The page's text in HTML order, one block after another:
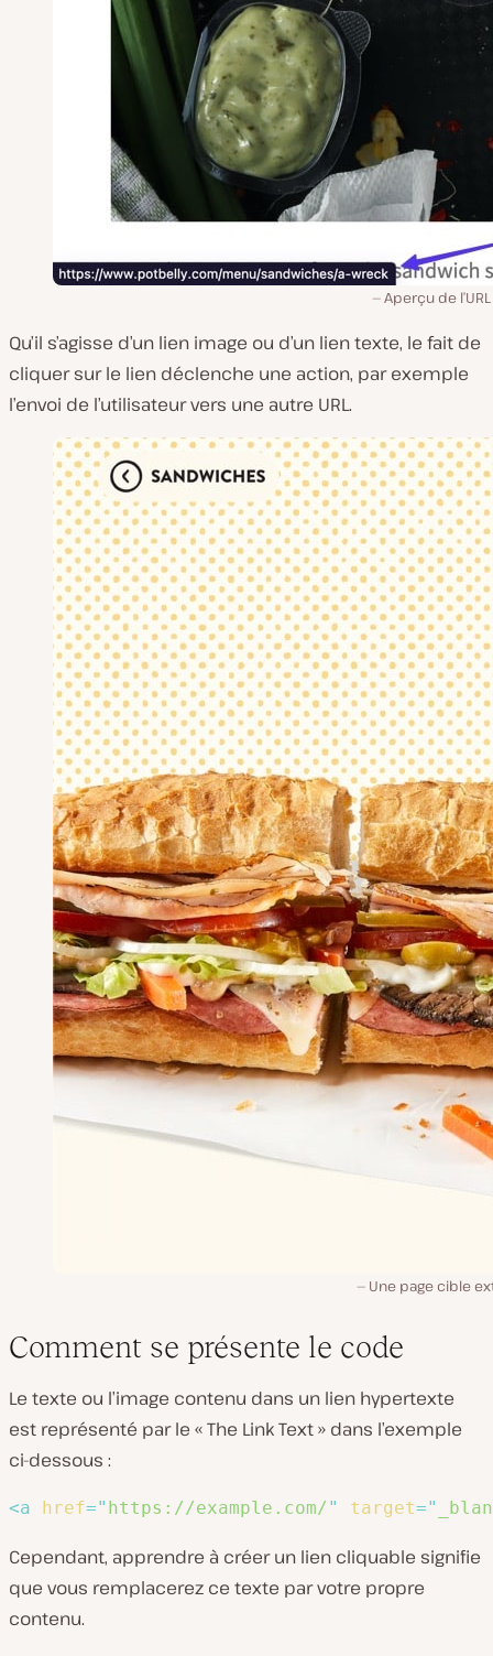
Aperçu de
Qu’il s’agisse d’un lien image ou d’un lien texte, le fait de
cliquer sur le lien déclenche une action, par exemple
l’envoi de l’utilisateur vers une autre URL.
Une page cible
Comment se présente le code
Le texte ou l’image contenu dans un lien hypertexte
est représenté par le « The Link Text » dans l’exemple
ci-dessous :
<a href=" https://example.com/" target="
Cependant, apprendre à créer un lien cliquable signifie
que vous remplacerez ce texte par votre propre
contenu.